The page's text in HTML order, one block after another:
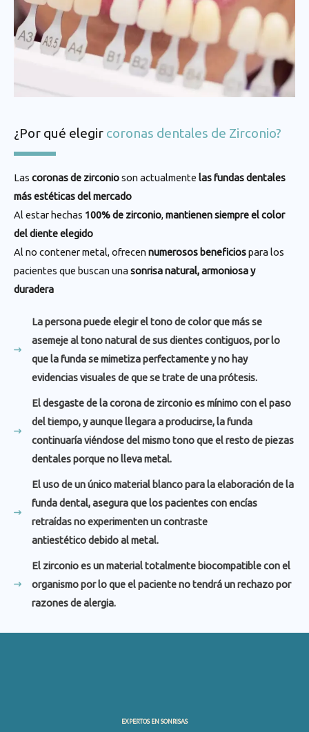
¿Por qué elegir coronas dentales de Zirconio?
Las coronas de zirconioson actualmente las fundas dentales
más estéticas del mercado
Al estar hechas 100% de zirconio,mantienen siempre el color
del diente elegido
Al no contener metal, ofrecennumerosos beneficiospara los
pacientes que buscan unasonrisa natural, armoniosa y
duradera
La persona puede elegir el tono de color que más se
asemeje al tono natural de sus dientes contiguos, por lo
que la funda se mimetiza perfectamente y no hay
evidencias visuales de que se trate de una prótesis.
El desgaste de la corona de zirconio es mínimo con el paso
del tiempo, y aunque llegara a producirse, la funda
continuaría viéndose del mismo tono que el resto de piezas
dentales porque no lleva metal.
El uso de un único material blanco para la elaboración de la
funda dental, asegura que los pacientes con encías
retraídas no experimenten un contraste
antiestético debido al metal.
El zirconio es un material totalmente biocompatible con el
organismo por lo que el paciente no tendrá un rechazo por
razones de alergia.
EXPERTOS EN SONRISAS